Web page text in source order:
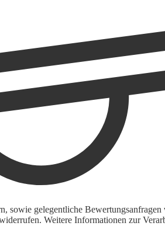
sowie gelegentliche
Weitere Informationen zur